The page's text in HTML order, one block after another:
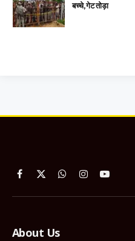
बच्चे, गेट तोड़ा
Facebook
X
WhatsApp
InstagramYouTube
About Us